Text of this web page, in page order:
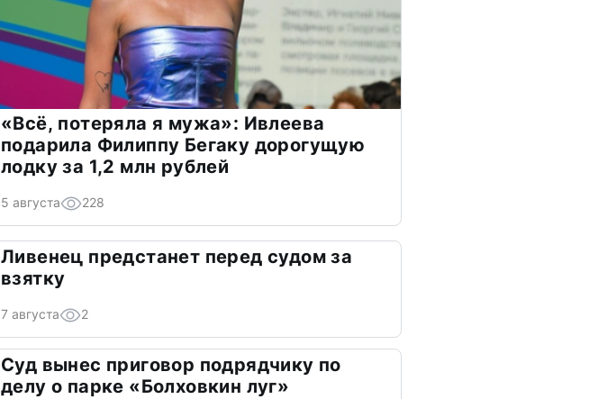
«Всё, потеряла я мужа»: Ивлеева
подарила Филиппу Бегаку дорогущую
лодку за 1,2 млн рублей
5 августа 228
Ливенец предстанет перед судом за
взятку
7 августа 2
Суд вынес приговор подрядчику по
делу о парке «Болховкин луг»